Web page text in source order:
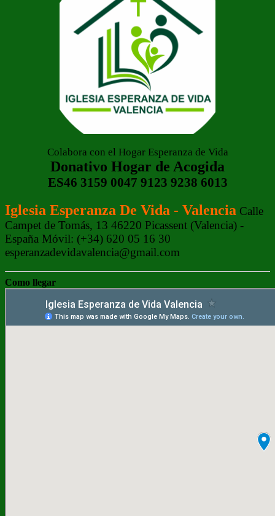
Colabora con el Hogar Esperanza de Vida
Donativo Hogar de Acogida
ES46 3159 0047 9123 9238 6013
Iglesia Esperanza De Vida - Valencia Calle
Campet de Tomás, 13 46220 Picassent (Valencia) -
España Móvil: (+34) 620 05 16 30
esperanzadevidavalencia@gmail.com
Como llegar